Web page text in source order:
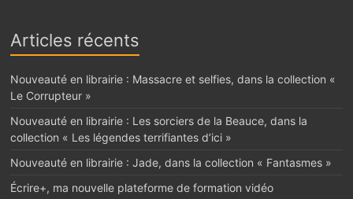
Articles récents
Nouveauté en librairie : Massacre et selfies, dans la collection «
Le Corrupteur »
Nouveauté en librairie : Les sorciers de la Beauce, dans la
collection « Les légendes terrifiantes d’ici »
Nouveauté en librairie : Jade, dans la collection « Fantasmes »
Écrire+, ma nouvelle plateforme de formation vidéo